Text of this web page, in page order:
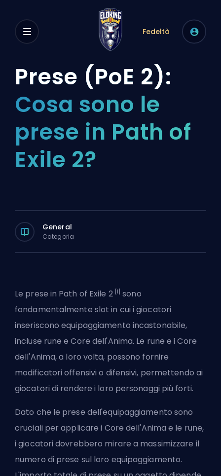
Fedeltà
Prese (PoE 2):
Cosa sono le
prese in Path of
Exile 2?
General
Categoria
Le prese in Path of Exile 2 [1] sono
fondamentalmente slot in cui i giocatori
inseriscono equipaggiamento incastonabile,
incluse rune e Core dell'Anima. Le rune e i Core
dell'Anima, a loro volta, possono fornire
modificatori offensivi o difensivi, permettendo ai
giocatori di rendere i loro personaggi più forti.
Dato che le prese dell'equipaggiamento sono
cruciali per applicare i Core dell'Anima e le rune,
i giocatori dovrebbero mirare a massimizzare il
numero di prese sul loro equipaggiamento.